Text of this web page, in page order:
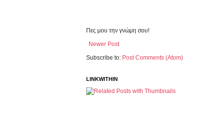
Πες μου την γνώμη σου!
Newer Post
Subscribe to: Post Comments (Atom)
LINKWITHIN